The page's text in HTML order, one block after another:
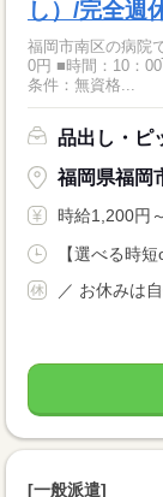
し）/完全週
福岡市南区の病院
0円 ■時間：10：
条件：無資格...
品出し・ピ
福岡県福岡
時給1,200円～
【選べる時
／ お休みは
[一般派遣]